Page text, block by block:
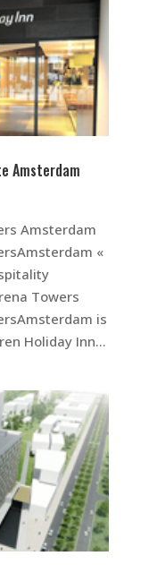
Amsterdam
Amsterdam
«
Towers
is
Holiday Inn...